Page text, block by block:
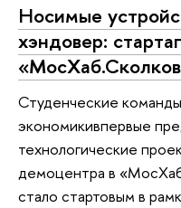
Носимые
хэндовер:
Студенческие
экономикивпервые
технологические
демоцентра в
стало стартовым в